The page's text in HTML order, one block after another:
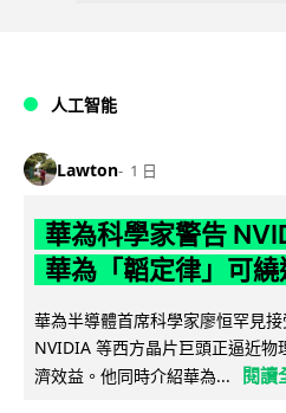
人工智能
Lawton 1 日
華為科學家警告
華為「韜定律」可
華為半導體首席科學家廖恒罕見
NVIDIA 等西方晶片巨頭正逼近
濟效益。他同時介紹華為...
閱讀